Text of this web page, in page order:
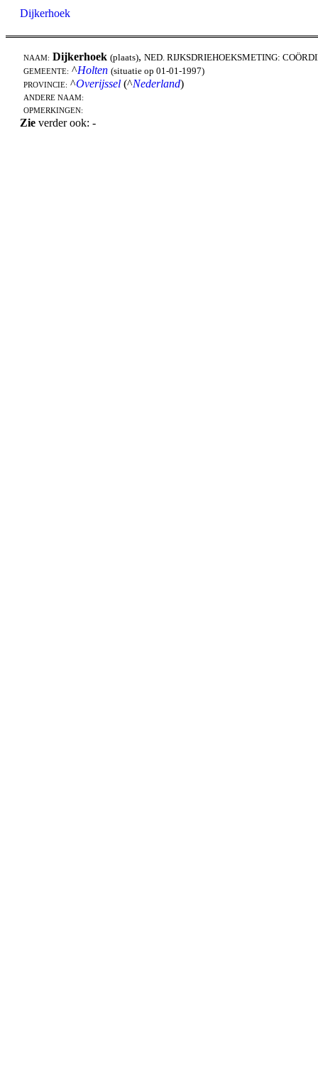
Dijkerhoek
NAAM: Dijkerhoek (plaats), NED. RIJKSDRIEHOEKSMETING:
GEMEENTE: ^Holten (situatie op 01-01-1997)
PROVINCIE: ^Overijssel (^Nederland)
ANDERE NAAM:
OPMERKINGEN:
Zie verder ook: -